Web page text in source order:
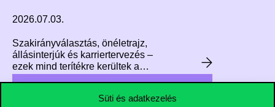
Süti és adatkezelés
hallgatók pályaválasztását
2026.07.03.
Szakirányválasztás, önéletrajz,
állásinterjúk és karriertervezés –
ezek mind terítékre kerültek a
mentorprogramjában. A